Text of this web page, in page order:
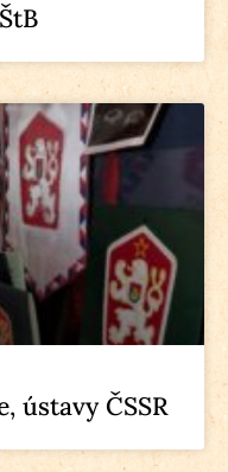
ústavy ČSSR